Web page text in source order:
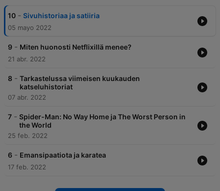
10 - Sivuhistoriaa ja satiiria
05 mayo 2022
9 - Miten huonosti Netflixillä menee?
21 abr. 2022
8 - Tarkastelussa viimeisen kuukauden
katseluhistoriat
07 abr. 2022
7 - Spider-Man: No Way Home ja The Worst Person in
the World
25 feb. 2022
6 - Emansipaatiota ja karatea
17 feb. 2022